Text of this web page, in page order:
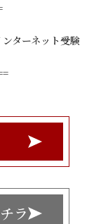
ターネット受験
ラ